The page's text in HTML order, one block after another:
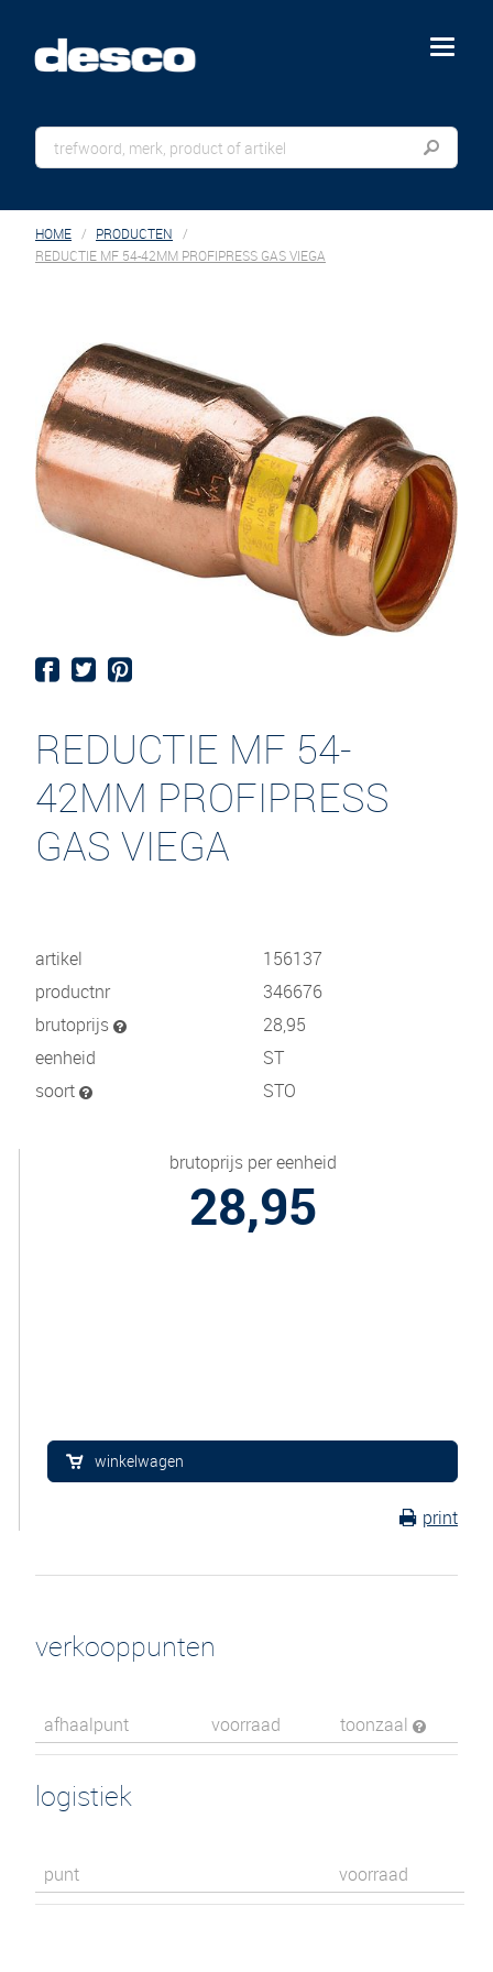
menu
HOME
PRODUCTEN
REDUCTIE MF 54-42MM PROFIPRESS GAS VIEGA
REDUCTIE MF 54-
42MM PROFIPRESS
GAS VIEGA
artikel
156137
productnr
346676
brutoprijs
28,95
eenheid
ST
soort
STO
brutoprijs per eenheid
28,95
winkelwagen
print
verkooppunten
afhaalpunt voorraad toonzaal
logistiek
punt voorraad